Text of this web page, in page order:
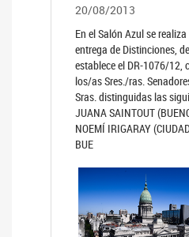
20/08/2013
En el Salón Azul se
entrega de Distinciones,
establece el DR-1076/12,
los/as Sres./ras.
Sras. distinguidas las
JUANA SAINTOUT
NOEMÍ IRIGARAY
BUE